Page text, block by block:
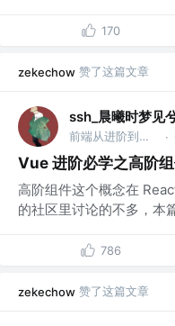
170
zekechow 赞了这篇文章
ssh_晨曦时梦见
前端从进阶到入院 @字节跳动 ·
Vue 进阶必学之高阶
高阶组件这个概念在
的社区里讨论的不多，本
786
zekechow 赞了这篇文章